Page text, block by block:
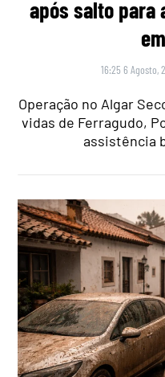
após salto para
16:25 6 Agosto,
Operação no Algar
vidas de Ferragudo,
assistência